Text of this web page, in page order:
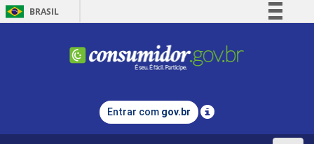
BRASIL
Comunica BR
Legislação
Entrar com gov.br